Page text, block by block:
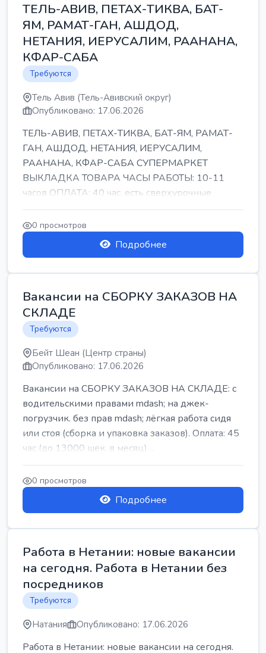
ТЕЛЬ-АВИВ, ПЕТАХ-ТИКВА, БАТ-
ЯМ, РАМАТ-ГАН, АШДОД,
НЕТАНИЯ, ИЕРУСАЛИМ, РААНАНА,
КФАР-САБА
Требуются
Тель Авив (Тель-Авивский округ)
Опубликовано: 17.06.2026
ТЕЛЬ-АВИВ, ПЕТАХ-ТИКВА, БАТ-ЯМ, РАМАТ-
ГАН, АШДОД, НЕТАНИЯ, ИЕРУСАЛИМ,
РААНАНА, КФАР-САБА СУПЕРМАРКЕТ
ВЫКЛАДКА ТОВАРА ЧАСЫ РАБОТЫ: 10-11
часов ОПЛАТА: 40 час, есть сверхурочные
ПИТАНИЕ ЕСТЬ Для синих б...
0 просмотров
Подробнее
Вакансии на СБОРКУ ЗАКАЗОВ НА
СКЛАДЕ
Требуются
Бейт Шеан (Центр страны)
Опубликовано: 17.06.2026
Вакансии на СБОРКУ ЗАКАЗОВ НА СКЛАДЕ: с
водительскими правами mdash; на джек-
погрузчик. без прав mdash; лёгкая работа сидя
или стоя (сборка и упаковка заказов). Оплата: 45
час (до 13000 шек. в месяц) ...
0 просмотров
Подробнее
Работа в Нетании: новые вакансии
на сегодня. Работа в Нетании без
посредников
Требуются
Натания Опубликовано: 17.06.2026
Работа в Нетании: новые вакансии на сегодня.